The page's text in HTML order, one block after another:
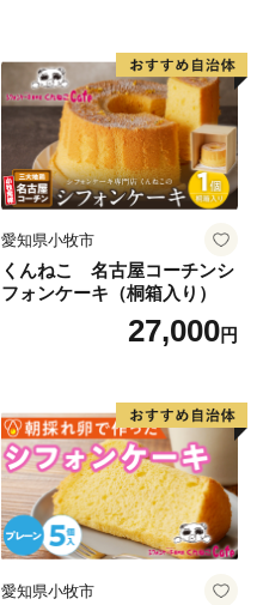
デコレーションケーキ ホー
ルケーキ
愛知県小牧市
くんねこ 名古屋コーチンシ
フォンケーキ（桐箱入り）
27,000円
愛知県小牧市